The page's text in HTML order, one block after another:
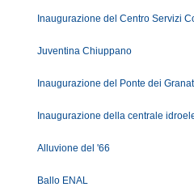
Inaugurazione del Centro Servizi
Juventina Chiuppano
Inaugurazione del Ponte dei
Inaugurazione della centrale
Alluvione del '66
Ballo ENAL